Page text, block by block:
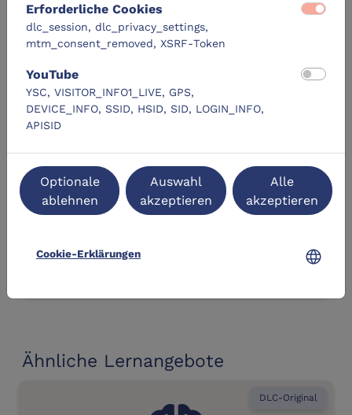
Erforderliche Cookies
dlc_session, dlc_privacy_settings,
mtm_consent_removed, XSRF-Token
YouTube
YSC, VISITOR_INFO1_LIVE, GPS,
DEVICE_INFO, SSID, HSID, SID, LOGIN_INFO,
APISID
Optionale
ablehnen
Auswahl
akzeptieren
Alle
akzeptieren
Cookie-Erklärungen language
es noch Zeit zum Austausch.
Vortragsraum des Computermuseums der HAW
Kiel
24149 Kiel
Termine
Ähnliche Lernangebote
DLC-Original